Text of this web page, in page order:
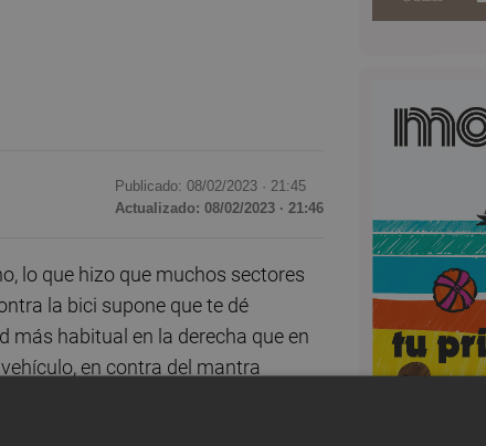
Publicado: 08/02/2023 · 21:45
Actualizado: 08/02/2023 · 21:46
lo que hizo que muchos sectores
la bici supone que te dé
habitual en la derecha que en
en contra del mantra
qué hubiese pasado si las obras
las hubiese iniciado el PSOE o